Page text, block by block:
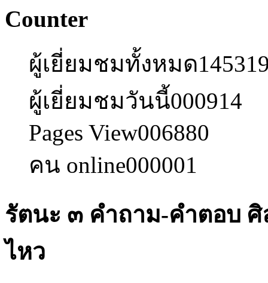
Counter
ผู้เยี่ยมชมทั้งหมด
ผู้เยี่ยมชมวันนี้000914
Pages View006880
คน online000001
รัตนะ ๓ คำถาม-คำตอบ
ไหว